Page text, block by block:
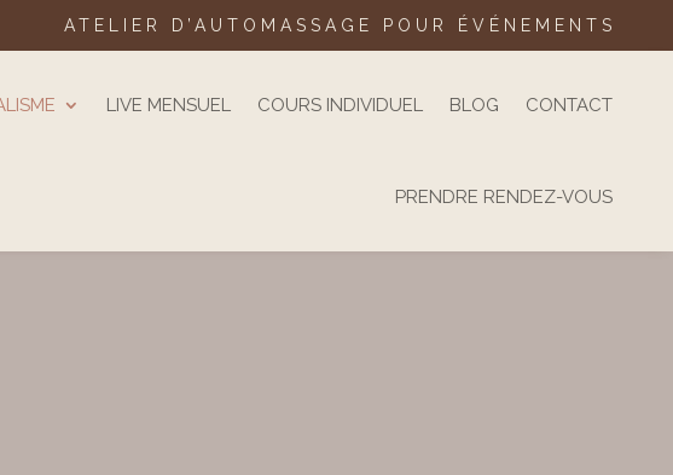
ATELIER D’AUTOMASSAGE POUR ÉVÉNEMENTS
LIVE MENSUEL COURS INDIVIDUEL BLOG CONTACT
PRENDRE RENDEZ-VOUS